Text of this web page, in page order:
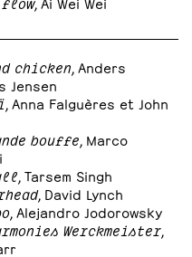
chicken , Anders
Jensen
, Anna Falguères et John
bouffe , Marco
, Tarsem Singh
, David Lynch
, Alejandro Jodorowsky
Werckmeister